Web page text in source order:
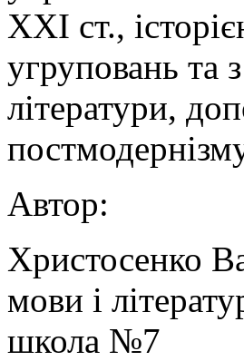
XXI ст.,
угруповань та
літератури,
Автор:
Христосенко
мови і
школа №7